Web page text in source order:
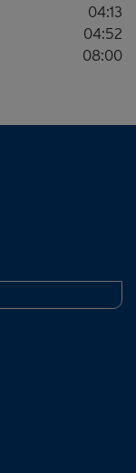
04:13
04:52
08:00